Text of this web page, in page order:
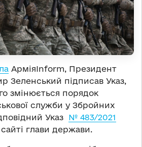
АрміяInform, Президент
Зеленський підписав Указ,
змінюється порядок
служби у Збройних
Указ № 483/2021
глави держави.